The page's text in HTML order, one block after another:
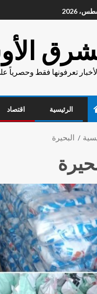
تعرفونها فقط وحصرياً
الرئيسية اقتصاد
البحيرة